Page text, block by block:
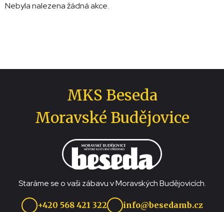
Nebyla nalezena žádná akce.
MKS Beseda
Moravské Budějovice
Staráme se o vaši zábavu v Moravských Budějovicích.
+420 568 421 322 info@besedamb.cz